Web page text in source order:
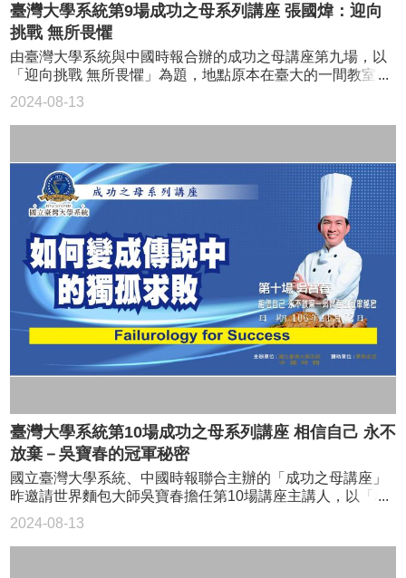
後後花了約5年爭取漁民諒解，路程艱辛，最後投票表決時，
得到了高達94.7％的同意票通過，「就是靠同理心爭取而來
的」。 蔡朝陽表示，整個過程中貴人實在太多，前後任政
府都曾給予他幫助，讓他知道，原來為了台灣的未來，藍、
綠也願意坐下來談畫。政府部門方面，包括能源局和營建署
都是他的貴人，當公家單位知道他們要為台灣做事，甚至周
末時間還願意替他們加班。 蔡朝陽阿爸的一句話挑戰風
時他才22歲。 曾獲數學界諾貝爾獎 高涌泉說，丘成桐在
1976年以27歲之齡，解決了關於凱勒－愛因斯坦度量存在性
的卡拉比猜想，不只數學界的新學門─「幾何分析」隨之誕
生，Calabi-Yau（卡拉比－丘）定理也被應用在超弦理論
中，對當代理論物理學界最重要的學說「統一場論」，產生
重要影響。 丘成桐本人因此研究，於1982年獲頒「數學界
的諾貝爾獎」─菲爾茲獎。之後，他獲獎無數，成就超越大
難得一見的數學天才，然而，他曾多次在演講中自謂，他的
成功「是苦功而非天才」。 邀請到第一位華人，於1982
年獲頒「數學界的諾貝爾獎」─菲爾茲獎「數學皇帝」丘成
桐主講。 丘成桐對數學之美、數學的趣味，娓娓道來，風
趣且引人入勝，聽眾專注聆聽並踴躍提問，互動熱絡。
丘成桐說，科學源自於有智慧的民族，一方面為了生活需
求，一方面對大自然好奇，有時基於恐懼、有時則是美麗驚
嘆。文學注重感性，屈原《天問》提出許多自然現象重要問
題卻沒有解答，仍需要理性分析與嚴格驗證。 他以曾國藩
詩句為例，「倚天照海花無數，流水高山心自知。」現代難
有學者達相當境界。日前他造訪愛因斯坦故居，回想起第一
次接觸廣義相對論愛因斯坦方程式，極度興奮，用幾何方法
描述宇宙結構是他畢生夢想。 丘成桐指出，做學問一定要
學理論來自於先有假設，但未必與自然界相合，因此需要不
斷修正，期勉年輕學子秉持王國維名句「望盡天涯路」的心
情，投入做研究。 丘成桐和台大學生李堂愷、台師大學
生廖雅琴及台科大學生莊舜傑等人座談，討論做學問的態
度。 丘成桐對數學之美、數學的趣味，娓娓道來，風趣且
引人入勝，聽眾專注聆聽並踴躍提問，互動熱絡。 丘成
桐和台大學生李堂愷、台師大學生廖雅琴及台科大學生莊舜
臺灣大學系統第9場成功之母系列講座 張國煒：迎向
挑戰 無所畏懼
2024-08-13
由臺灣大學系統與中國時報合辦的成功之母講座第九場，以
「迎向挑戰 無所畏懼」為題，地點原本在臺大的一間教室，
因報名太踴躍，改在台師大體育館，邀請到張國煒主講，與
財經專家夏韻芬對談。 星宇航空創辦人、長榮航空前董
事長張國煒，（14）日晚間出席一場演講，這也是他自去年
座第九場 活動現場吸引近3000人參與 張國煒在這場演講
中從與父親之間的關係開始談起，他提到自己最早原本是想
當公車司機，直到國中時期與父親一起坐飛機到日本，因而
對航空產生興趣。他也透露國中時代，騙媽媽去補習，卻偷
偷坐車到中正機場看飛機起降的故事。 臺灣大學校長張慶
瑞致詞 從右至左:臺大系統執行長李篤中、臺師大副校長吳
正己、臺大校長張慶瑞、中國時報社長王丰、臺科大同學、
財經專家夏韻芬、張國煒先生、師範大學同學、臺大同學
張國煒表示，「星宇航空」這個名字是他自己取的，有特別
的意義，也是對父親的尊重，「星」是因為父親早期跑船
時，還沒有GPS，都是靠著仰望星空來判斷方位。而他開飛
機時，也很多時候是仰望星空在飛行，就像父親一樣；至於
國煒說，他希望能把台灣帶出去，讓大家看到台灣、知道台
灣民航也具有國際水準，他也感謝父親，虎父無犬子，雖然
父親對他非常嚴格，但他仍舊非常感激他，「沒有他，也沒
有現在的張國煒」，他強調自己會繼續努力，超越父親的成
就。 張國煒主講與財經專家夏韻芬對談 張國煒與臺大、
臺灣大學系統第10場成功之母系列講座 相信自己 永不
放棄－吳寶春的冠軍秘密
2024-08-13
國立臺灣大學系統、中國時報聯合主辦的「成功之母講座」
昨邀請世界麵包大師吳寶春擔任第10場講座主講人，以「相
信自己、永不放棄-吳寶春的冠軍祕密」為題，分享一路走來
的心路歷程，現場觀眾報名踴躍讓國立師範大學校本部禮堂
座無虛席。 不自我設限 學習無止盡 店創辦人吳寶春2010